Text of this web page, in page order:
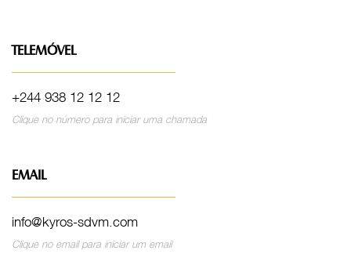
TELEMÓVEL
+244 938 12 12 12
Clique no número para iniciar uma chamada
EMAIL
info@kyros-sdvm.com
Clique no email para iniciar um email